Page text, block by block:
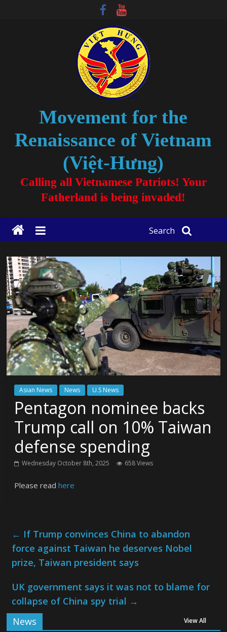
Movement for the
Renaissance of Vietnam
(Việt-Hưng)
Calling all Vietnamese Patriots! Your
Fatherland is being invaded!
Search
Asian News News U.S News
Pentagon nominee backs
Trump call on 10% Taiwan
defense spending
Wednesday October 8th, 2025 658 Views
Please readhere
← If Trump convinces China to abandon
force against Taiwan he deserves Nobel
prize, Taiwan president says
UK government says it was not to blame for
collapse of China spy trial →
News
View All